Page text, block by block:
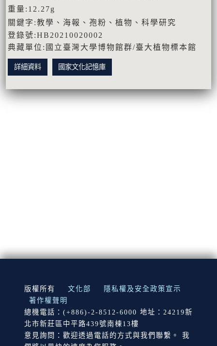
重量:12.27g
關鍵字:教學、海報、孢粉、植物、科學研究
登錄號:HB20210020002
典藏單位:國立臺灣大學博物館群/臺大植物標本館
詳細資料 國家文化記憶庫
:::
版權所有 文化部
隱私權及安全政策宣示
著作權聲明
總機電話：(+886)-2-8512-6000 地址：24219新
北市新莊區中平路439號南棟13樓
意見詢問：歡迎透過電話的方式與我們聯繫。 我